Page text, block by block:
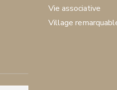
Vie associative
Village